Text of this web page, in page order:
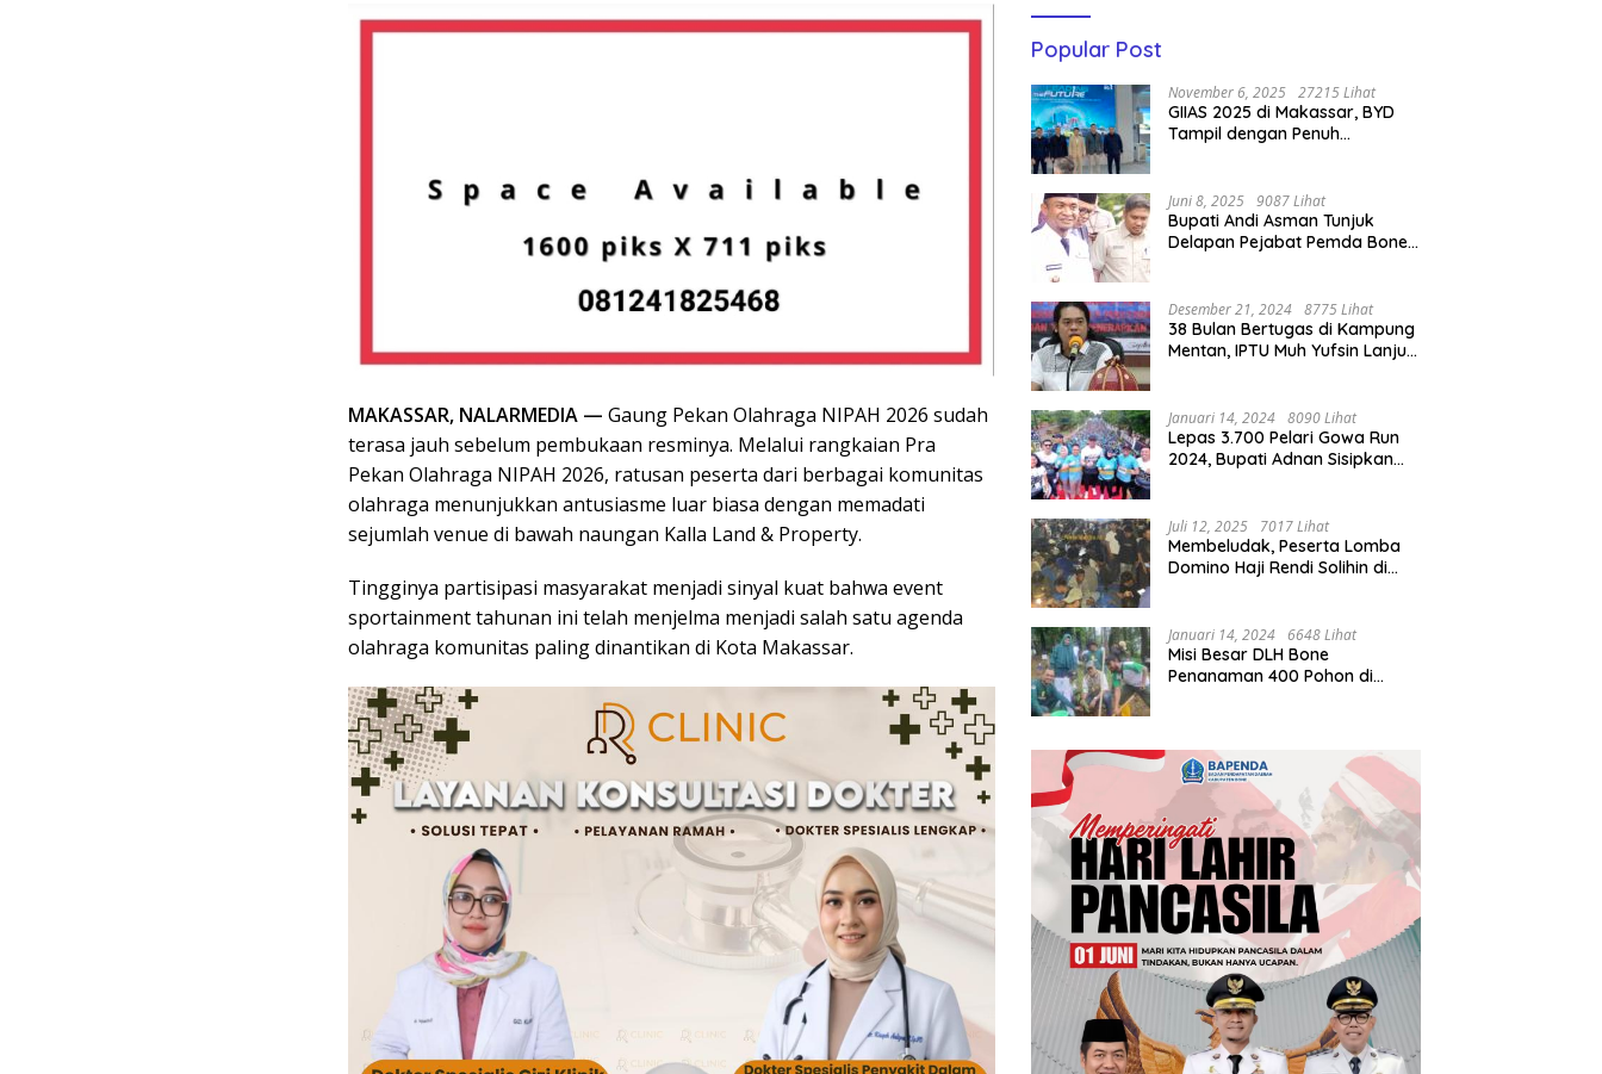
MAKASSAR, NALARMEDIA — Gaung Pekan Olahraga NIPAH 2026 sudah
terasa jauh sebelum pembukaan resminya. Melalui rangkaian Pra
Pekan Olahraga NIPAH 2026, ratusan peserta dari berbagai komunitas
olahraga menunjukkan antusiasme luar biasa dengan memadati
sejumlah venue di bawah naungan Kalla Land & Property.
Tingginya partisipasi masyarakat menjadi sinyal kuat bahwa event
sportainment tahunan ini telah menjelma menjadi salah satu agenda
olahraga komunitas paling dinantikan di Kota Makassar.
Popular Post
November 6, 2025 27215 Lihat
GIIAS 2025 di Makassar, BYD
Tampil dengan Penuh
Juni 8, 2025 9087 Lihat
Bupati Andi Asman Tunjuk
Delapan Pejabat Pemda Bone
Desember 21, 2024 8775 Lihat
38 Bulan Bertugas di Kampung
Mentan, IPTU Muh Yufsin Lanjut
Januari 14, 2024 8090 Lihat
Lepas 3.700 Pelari Gowa Run
2024, Bupati Adnan Sisipkan
Juli 12, 2025 7017 Lihat
Membeludak, Peserta Lomba
Domino Haji Rendi Solihin di
Januari 14, 2024 6648 Lihat
Misi Besar DLH Bone
Penanaman 400 Pohon di